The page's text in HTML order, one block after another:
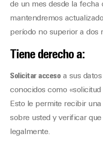
de un mes desde la fecha
mantendremos
período no superior a dos
Tiene derecho a:
Solicitar accesoa sus datos
conocidos como «solicitud
Esto le permite recibir
sobre usted y verificar
legalmente.